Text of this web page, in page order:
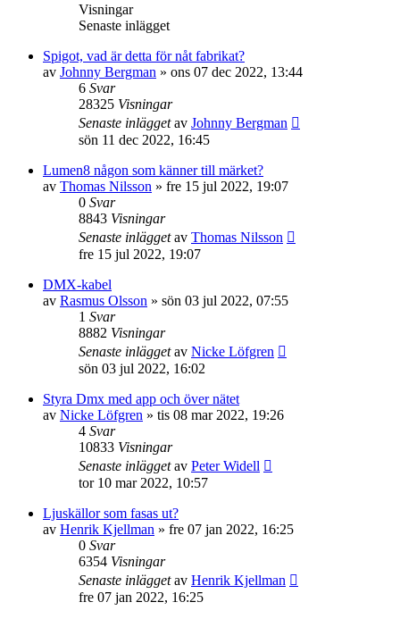
Visningar
Senaste inlägget
Spigot, vad är detta för nåt fabrikat?
av Johnny Bergman » ons 07 dec 2022, 13:44
6 Svar
28325 Visningar
Senaste inläggetav Johnny Bergman
sön 11 dec 2022, 16:45
Lumen8 någon som känner till märket?
av Thomas Nilsson » fre 15 jul 2022, 19:07
0 Svar
8843 Visningar
Senaste inläggetav Thomas Nilsson
fre 15 jul 2022, 19:07
DMX-kabel
av Rasmus Olsson » sön 03 jul 2022, 07:55
1 Svar
8882 Visningar
Senaste inläggetav Nicke Löfgren
sön 03 jul 2022, 16:02
Styra Dmx med app och över nätet
av Nicke Löfgren » tis 08 mar 2022, 19:26
4 Svar
10833 Visningar
Senaste inläggetav Peter Widell
tor 10 mar 2022, 10:57
Ljuskällor som fasas ut?
av Henrik Kjellman » fre 07 jan 2022, 16:25
0 Svar
6354 Visningar
Senaste inläggetav Henrik Kjellman
fre 07 jan 2022, 16:25